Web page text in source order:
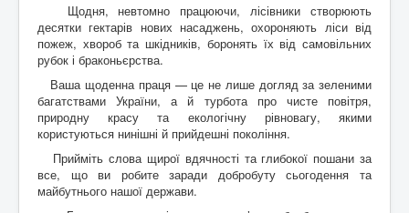
Щодня, невтомно працюючи, лісівники створюють
десятки гектарів нових насаджень, охороняють ліси від
пожеж, хвороб та шкідників, боронять їх від самовільних
рубок і браконьєрства.
Ваша щоденна праця — це не лише догляд за зеленими
багатствами України, а й турбота про чисте повітря,
природну красу та екологічну рівновагу, якими
користуються нинішні й прийдешні покоління.
Прийміть слова щирої вдячності та глибокої пошани за
все, що ви робите заради добробуту сьогодення та
майбутнього нашої держави.